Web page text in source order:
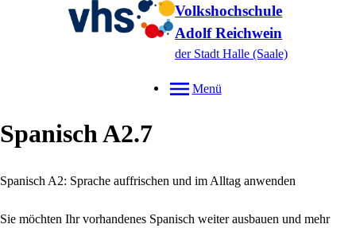
Volkshochschule
Adolf Reichwein
der Stadt Halle (Saale)
Menü
Spanisch A2.7
Spanisch A2: Sprache auffrischen und im Alltag anwenden
Sie möchten Ihr vorhandenes Spanisch weiter ausbauen und mehr